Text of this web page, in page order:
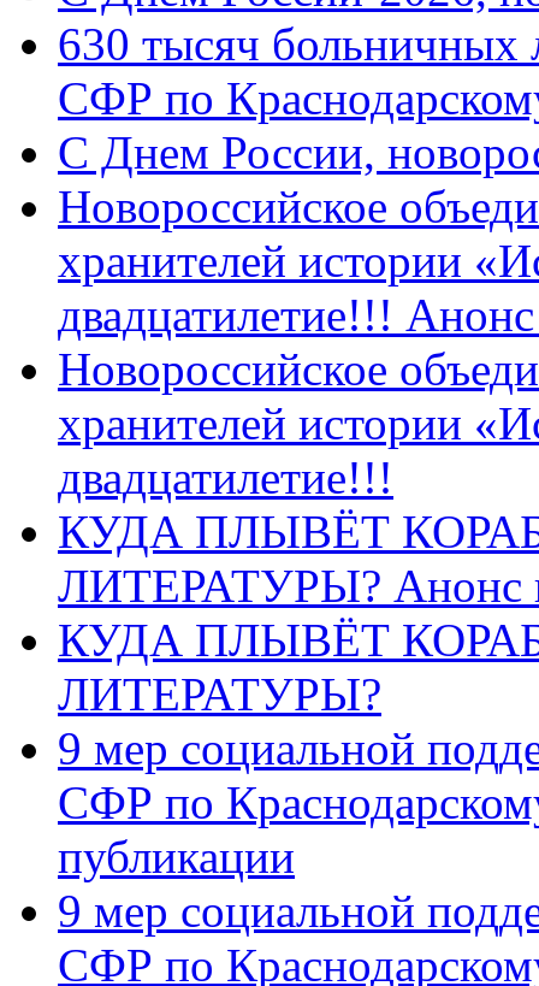
630 тысяч больничных
СФР по
C Днем России,
Новороссийское
хранителей истории
двадцатилетие!!!
Новороссийское
хранителей истории
двадцатилетие!!!
КУДА ПЛЫВЁТ
ЛИТЕРАТУРЫ? Анонс
КУДА ПЛЫВЁТ
ЛИТЕРАТУРЫ?
9 мер социальной
СФР по
публикации
9 мер социальной
СФР по